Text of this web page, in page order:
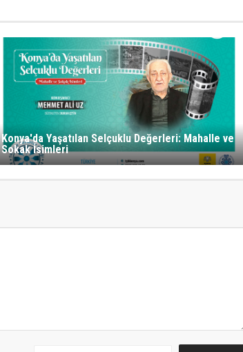
Konya'da Yaşatılan Selçuklu Değerleri: Mahalle ve
Sokak İsimleri